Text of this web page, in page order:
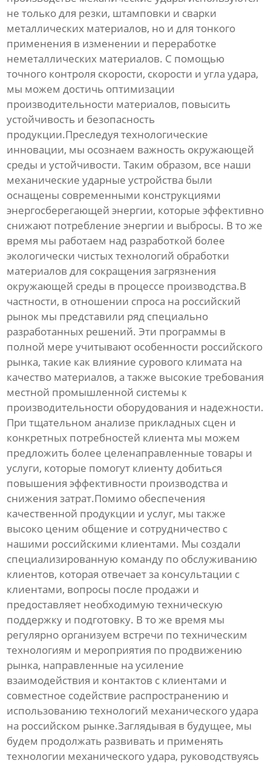
не только для резки, штамповки и сварки
металлических материалов, но и для тонкого
применения в изменении и переработке
неметаллических материалов. С помощью
точного контроля скорости, скорости и угла удара,
мы можем достичь оптимизации
производительности материалов, повысить
устойчивость и безопасность
продукции.Преследуя технологические
инновации, мы осознаем важность окружающей
среды и устойчивости. Таким образом, все наши
механические ударные устройства были
оснащены современными конструкциями
энергосберегающей энергии, которые эффективно
снижают потребление энергии и выбросы. В то же
время мы работаем над разработкой более
экологически чистых технологий обработки
материалов для сокращения загрязнения
окружающей среды в процессе производства.В
частности, в отношении спроса на российский
рынок мы представили ряд специально
разработанных решений. Эти программы в
полной мере учитывают особенности российского
рынка, такие как влияние сурового климата на
качество материалов, а также высокие требования
местной промышленной системы к
производительности оборудования и надежности.
При тщательном анализе прикладных сцен и
конкретных потребностей клиента мы можем
предложить более целенаправленные товары и
услуги, которые помогут клиенту добиться
повышения эффективности производства и
снижения затрат.Помимо обеспечения
качественной продукции и услуг, мы также
высоко ценим общение и сотрудничество с
нашими российскими клиентами. Мы создали
специализированную команду по обслуживанию
клиентов, которая отвечает за консультации с
клиентами, вопросы после продажи и
предоставляет необходимую техническую
поддержку и подготовку. В то же время мы
регулярно организуем встречи по техническим
технологиям и мероприятия по продвижению
рынка, направленные на усиление
взаимодействия и контактов с клиентами и
совместное содействие распространению и
использованию технологий механического удара
на российском рынке.Заглядывая в будущее, мы
будем продолжать развивать и применять
технологии механического удара, руководствуясь